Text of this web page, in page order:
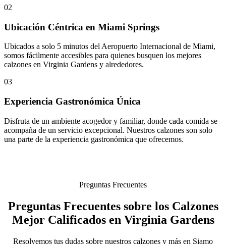
02
Ubicación Céntrica en Miami Springs
Ubicados a solo 5 minutos del Aeropuerto Internacional de Miami,
somos fácilmente accesibles para quienes busquen los mejores
calzones en Virginia Gardens y alrededores.
03
Experiencia Gastronómica Única
Disfruta de un ambiente acogedor y familiar, donde cada comida se
acompaña de un servicio excepcional. Nuestros calzones son solo
una parte de la experiencia gastronómica que ofrecemos.
Preguntas Frecuentes
Preguntas Frecuentes sobre los Calzones
Mejor Calificados en Virginia Gardens
Resolvemos tus dudas sobre nuestros calzones y más en Siamo